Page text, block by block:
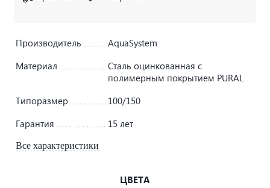
Производитель
AquaSystem
Материал
Сталь оцинкованная с
полимерным покрытием PURAL
Типоразмер
100/150
Гарантия
15 лет
Все характеристики
ЦВЕТА